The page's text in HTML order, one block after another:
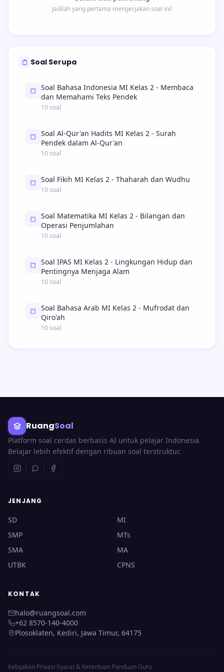
Jadilah yang pertama mengerjakan soal ini!
Soal Serupa
Soal Bahasa Indonesia MI Kelas 2 - Membaca
dan Memahami Teks Pendek
10 soal
Soal Al-Qur'an Hadits MI Kelas 2 - Surah
Pendek dalam Al-Qur'an
10 soal
Soal Fikih MI Kelas 2 - Thaharah dan Wudhu
10 soal
Soal Matematika MI Kelas 2 - Bilangan dan
Operasi Penjumlahan
10 soal
Soal IPAS MI Kelas 2 - Lingkungan Hidup dan
Pentingnya Menjaga Alam
10 soal
Soal Bahasa Arab MI Kelas 2 - Mufrodat dan
Qiro'ah
10 soal
RuangSoal
Platform soal cerdas berbasis AI untuk pelajar Indonesia.
Belajar lebih efektif dengan ribuan soal terstruktur.
JENJANG
SD
MI
SMP
MTs
SMA
MA
UTBK
CPNS
KONTAK
halo@ruangsoal.com
+62 8570-140-4000
Plosoklaten, Kediri, Jawa Timur, 64175
Kebijakan Privasi Syarat & Ketentuan Panduan Guru